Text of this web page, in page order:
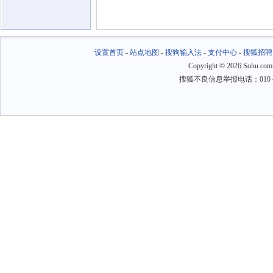
设置首页- 站点地图 - 搜狗输入法- 支付中心- 搜狐招聘
Copyright © 2026
搜狐不良信息举报电话：010